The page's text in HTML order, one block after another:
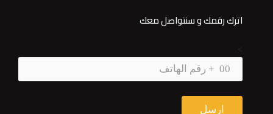
اترك رقمك و سنتواصل معك